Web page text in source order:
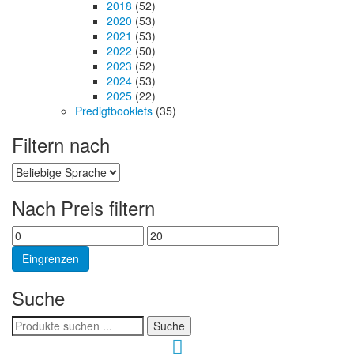
2018 (52)
2020 (53)
2021 (53)
2022 (50)
2023 (52)
2024 (53)
2025 (22)
Predigtbooklets (35)
Filtern nach
Nach Preis filtern
Min.
Preis
Max.
Preis
Eingrenzen
Suche
Suchen
nach:
Suche